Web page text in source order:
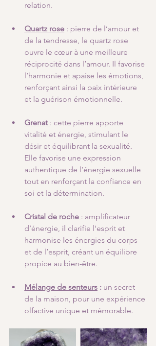
relation.
Quartz rose : pierre de l’amour et
de la tendresse, le quartz rose
ouvre le cœur à une meilleure
réciprocité dans l’amour. Il favorise
l’harmonie et apaise les émotions,
renforçant ainsi la paix intérieure
et la guérison émotionnelle.
Grenat : cette pierre apporte
vitalité et énergie, stimulant le
désir et équilibrant la sexualité.
Elle favorise une expression
authentique de l’énergie sexuelle
tout en renforçant la confiance en
soi et la détermination.
Cristal de roche : amplificateur
d’énergie, il clarifie l’esprit et
harmonise les énergies du corps
et de l’esprit, créant un équilibre
propice au bien-être.
Mélange de senteurs : un secret
de la maison, pour une expérience
olfactive unique et mémorable.